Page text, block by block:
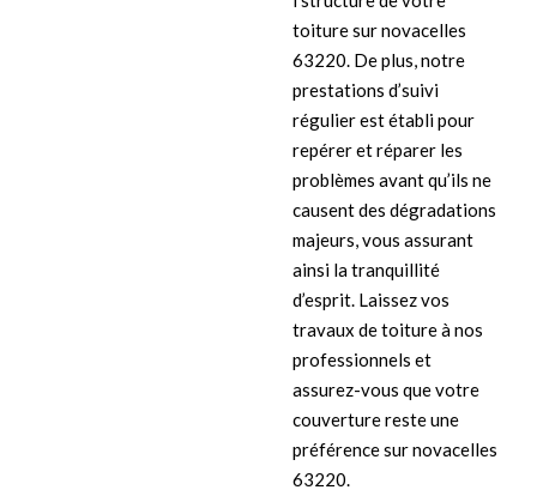
toiture sur novacelles
63220. De plus, notre
prestations d’suivi
régulier est établi pour
repérer et réparer les
problèmes avant qu’ils ne
causent des dégradations
majeurs, vous assurant
ainsi la tranquillité
d’esprit. Laissez vos
travaux de toiture à nos
professionnels et
assurez-vous que votre
couverture reste une
préférence sur novacelles
63220.